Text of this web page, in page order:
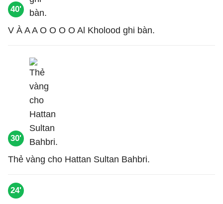
40'
V À A A O O O O Al Kholood ghi bàn.
30'
Thẻ vàng cho Hattan Sultan Bahbri.
24'